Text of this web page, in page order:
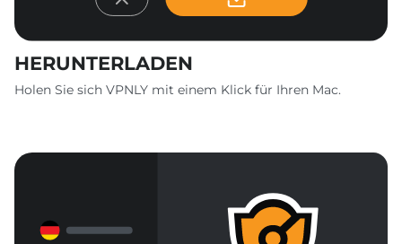
HERUNTERLADEN
Holen Sie sich VPNLY mit einem Klick für Ihren Mac.